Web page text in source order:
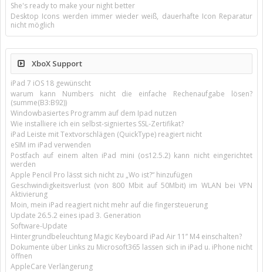
She's ready to make your night better
Desktop Icons werden immer wieder weiß, dauerhafte Icon Reparatur
nicht möglich
XboX Support
iPad 7 iOS 18 gewünscht
warum kann Numbers nicht die einfache Rechenaufgabe lösen?
(summe(B3:B92))
Windowbasiertes Programm auf dem Ipad nutzen
Wie installiere ich ein selbst-signiertes SSL-Zertifikat?
iPad Leiste mit Textvorschlägen (QuickType) reagiert nicht
eSIM im iPad verwenden
Postfach auf einem alten iPad mini (os12.5.2) kann nicht eingerichtet
werden
Apple Pencil Pro lässt sich nicht zu „Wo ist?“ hinzufügen
Geschwindigkeitsverlust (von 800 Mbit auf 50Mbit) im WLAN bei VPN
Aktivierung
Moin, mein iPad reagiert nicht mehr auf die fingersteuerung
Update 26.5.2 eines ipad 3. Generation
Software-Update
Hintergrundbeleuchtung Magic Keyboard iPad Air 11’’ M4 einschalten?
Dokumente über Links zu Microsoft365 lassen sich in iPad u. iPhone nicht
öffnen
AppleCare Verlängerung